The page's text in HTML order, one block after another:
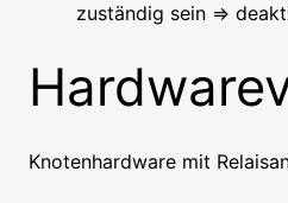
zuständig sein =>
Knotenhardware mit